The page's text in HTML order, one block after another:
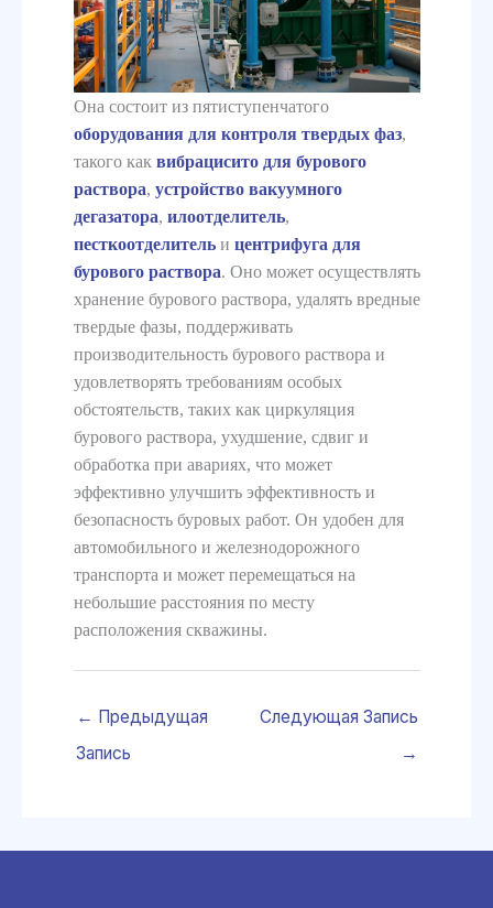
Она состоит из пятиступенчатого
оборудования для контроля твердых фаз,
такого как вибрацисито для бурового
раствора, устройство вакуумного
дегазатора, илоотделитель,
песткоотделительи центрифуга для
бурового раствора. Оно может осуществлять
хранение бурового раствора, удалять вредные
твердые фазы, поддерживать
производительность бурового раствора и
удовлетворять требованиям особых
обстоятельств, таких как циркуляция
бурового раствора, ухудшение, сдвиг и
обработка при авариях, что может
эффективно улучшить эффективность и
безопасность буровых работ. Он удобен для
автомобильного и железнодорожного
транспорта и может перемещаться на
небольшие расстояния по месту
расположения скважины.
← Предыдущая
Запись
Следующая Запись
→